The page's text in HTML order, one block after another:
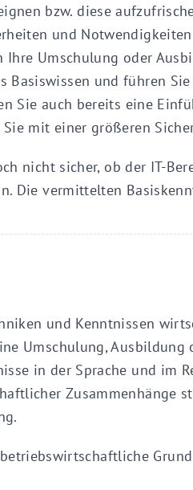
bzw. diese
und
Ihre Umschulung oder
Basiswissen und führen
Sie auch bereits eine
mit einer größeren
nicht sicher, ob der IT-
Die vermittelten
und Kenntnissen
Umschulung,
in der Sprache und im
Zusammenhänge